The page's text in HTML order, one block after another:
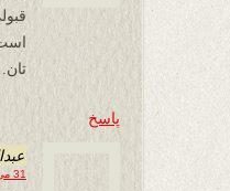
پاسخ
31 می 2019 در 14:28